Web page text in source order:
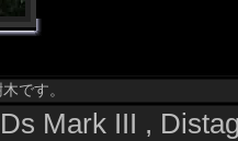
です。
Mark III ,